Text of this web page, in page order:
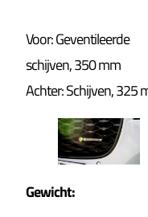
Voor: Geventileerde
schijven, 350 mm
Achter: Schijven, 325
Gewicht: